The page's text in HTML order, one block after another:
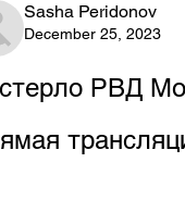
Sasha Peridonov
December 25, 2023
РВД